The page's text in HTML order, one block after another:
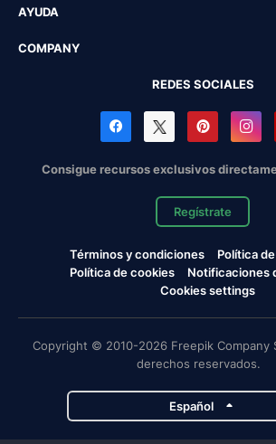
AYUDA
COMPANY
REDES SOCIALES
Consigue recursos exclusivos
Regístrate
Términos y condiciones
Política
Política de cookies
Notificaciones
Cookies settings
Copyright © 2010-2026 Freepik Company
derechos reservados.
Español